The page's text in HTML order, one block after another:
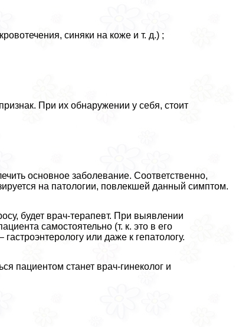
синяки на коже и т. д.) ;
При их обнаружении у себя, стоит
основное заболевание. Соответственно,
на патологии, повлекшей данный симптом.
будет врач-терапевт. При выявлении
самостоятельно (т. к. это в его
или даже к гепатологу.
пациентом станет врач-гинеколог и